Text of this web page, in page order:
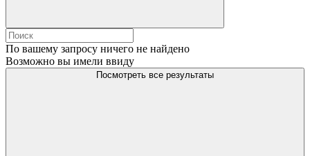
По вашему запросу ничего не найдено
Возможно вы имели ввиду
Посмотреть все результаты